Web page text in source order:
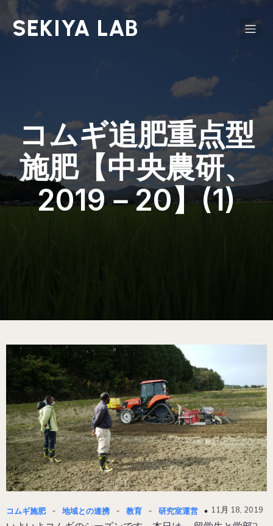
SEKIYA LAB
コムギ追肥重点型
施肥【中央農研、
2019－20】(1)
コムギ施肥 - 地域との連携 - 教育 - 研究室運営 11月 18, 2019